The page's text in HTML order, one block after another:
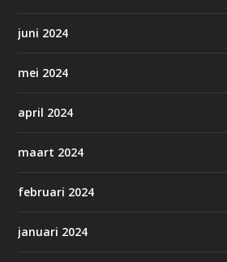
juni 2024
mei 2024
april 2024
maart 2024
februari 2024
januari 2024